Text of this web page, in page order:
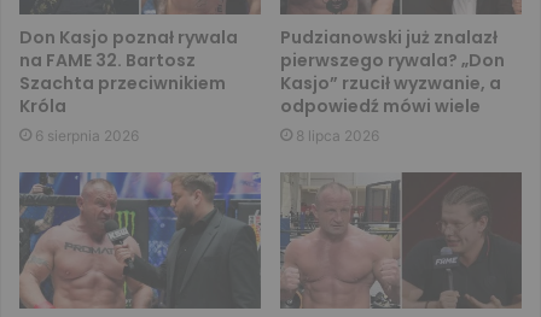
Don Kasjo poznał rywala
na FAME 32. Bartosz
Szachta przeciwnikiem
Króla
6 sierpnia 2026
Pudzianowski już znalazł
pierwszego rywala? „Don
Kasjo” rzucił wyzwanie, a
odpowiedź mówi wiele
8 lipca 2026